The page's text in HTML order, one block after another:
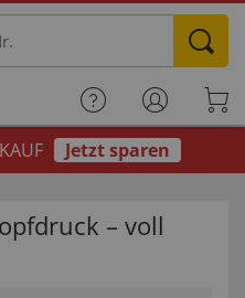
Jetzt sparen
– voll